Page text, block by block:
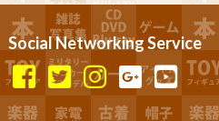
Social Networking Service